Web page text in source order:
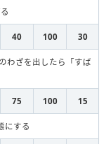
40 100 30
わざを出したら「すば
75 100 15
にする